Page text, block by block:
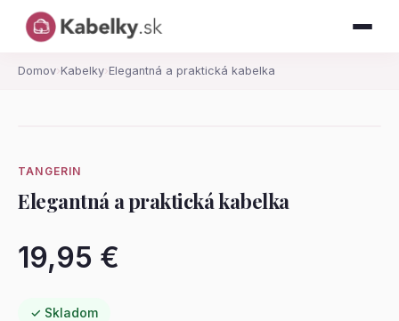
Domov› Kabelky› Elegantná a praktická kabelka
TANGERIN
Elegantná a praktická kabelka
19,95 €
✓ Skladom